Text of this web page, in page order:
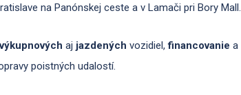
na Panónskej ceste a v Lamači pri Bory Mall.
výkupnových aj jazdených vozidiel,financovanie a
poistných udalostí.